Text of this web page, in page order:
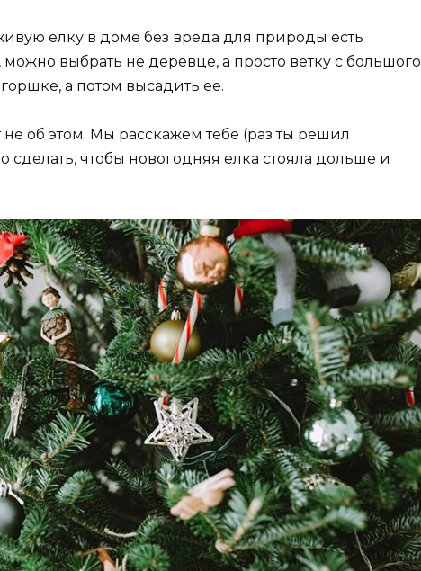
елку в доме без вреда для природы есть
выбрать не деревце, а просто ветку с большого
а потом высадить ее.
об этом. Мы расскажем тебе (раз ты решил
сделать, чтобы новогодняя елка стояла дольше и